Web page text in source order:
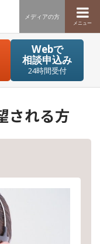
メディアの方
メニュー
Webで
相談申込み
24時間受付
される方